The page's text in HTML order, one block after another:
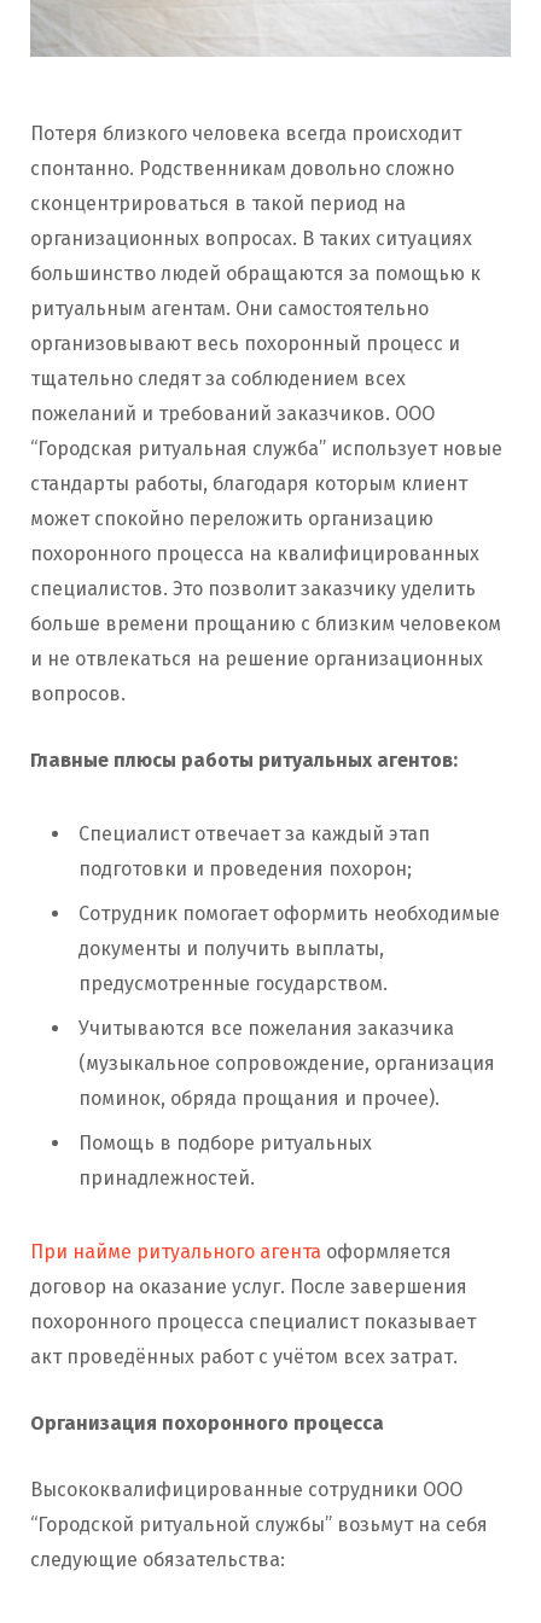
Потеря близкого человека всегда происходит
спонтанно. Родственникам довольно сложно
сконцентрироваться в такой период на
организационных вопросах. В таких ситуациях
большинство людей обращаются за помощью к
ритуальным агентам. Они самостоятельно
организовывают весь похоронный процесс и
тщательно следят за соблюдением всех
пожеланий и требований заказчиков. ООО
“Городская ритуальная служба” использует новые
стандарты работы, благодаря которым клиент
может спокойно переложить организацию
похоронного процесса на квалифицированных
специалистов. Это позволит заказчику уделить
больше времени прощанию с близким человеком
и не отвлекаться на решение организационных
вопросов.
Главные плюсы работы ритуальных агентов:
Специалист отвечает за каждый этап
подготовки и проведения похорон;
Сотрудник помогает оформить необходимые
документы и получить выплаты,
предусмотренные государством.
Учитываются все пожелания заказчика
(музыкальное сопровождение, организация
поминок, обряда прощания и прочее).
Помощь в подборе ритуальных
принадлежностей.
При найме ритуального агента оформляется
договор на оказание услуг. После завершения
похоронного процесса специалист показывает
акт проведённых работ с учётом всех затрат.
Организация похоронного процесса
Высококвалифицированные сотрудники ООО
“Городской ритуальной службы” возьмут на себя
следующие обязательства: